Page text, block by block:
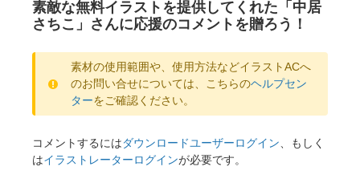
素敵な無料イラストを提供してくれた「中居
さちこ」さんに応援のコメントを贈ろう！
素材の使用範囲や、使用方法などイラストACへ
のお問い合せについては、こちらのヘルプセン
ターをご確認ください。
コメントするにはダウンロードユーザーログイン、もしく
はイラストレーターログインが必要です。